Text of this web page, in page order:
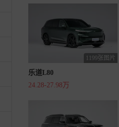
1199张图片
乐道L80
24.28-27.98万